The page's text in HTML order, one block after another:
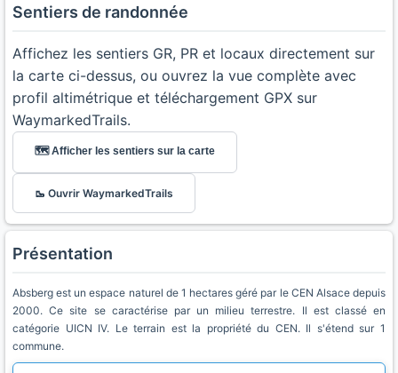
Sentiers de randonnée
Affichez les sentiers GR, PR et locaux directement sur
la carte ci-dessus, ou ouvrez la vue complète avec
profil altimétrique et téléchargement GPX sur
WaymarkedTrails.
🗺️ Afficher les sentiers sur la carte
🥾 Ouvrir WaymarkedTrails
Présentation
Absberg est un espace naturel de 1 hectares géré par le CEN Alsace depuis
2000. Ce site se caractérise par un milieu terrestre. Il est classé en
catégorie UICN IV. Le terrain est la propriété du CEN. Il s'étend sur 1
commune.